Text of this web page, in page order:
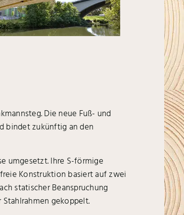
Die neue Fuß- und
bindet zukünftig an den
umgesetzt. Ihre S-förmige
Konstruktion basiert auf zwei
statischer Beanspruchung
gekoppelt.